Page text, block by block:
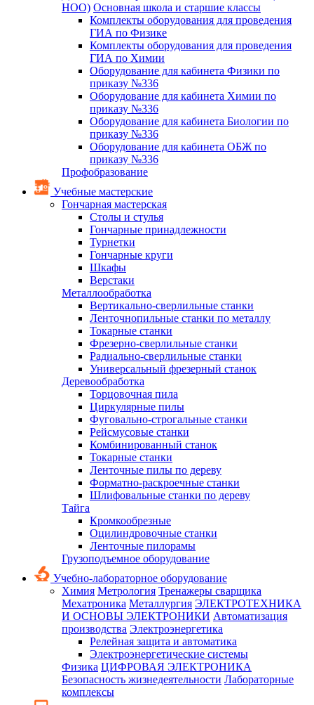
НОО) Основная школа и старшие классы
Комплекты оборудования для проведения
ГИА по Физике
Комплекты оборудования для проведения
ГИА по Химии
Оборудование для кабинета Физики по
приказу №336
Оборудование для кабинета Химии по
приказу №336
Оборудование для кабинета Биологии по
приказу №336
Оборудование для кабинета ОБЖ по
приказу №336
Профобразование
Учебные мастерские
Гончарная мастерская
Столы и стулья
Гончарные принадлежности
Турнетки
Гончарные круги
Шкафы
Верстаки
Металлообработка
Вертикально-сверлильные станки
Ленточнопильные станки по металлу
Токарные станки
Фрезерно-сверлильные станки
Радиально-сверлильные станки
Универсальный фрезерный станок
Деревообработка
Торцовочная пила
Циркулярные пилы
Фуговально-строгальные станки
Рейсмусовые станки
Комбинированный станок
Токарные станки
Ленточные пилы по дереву
Форматно-раскроечные станки
Шлифовальные станки по дереву
Тайга
Кромкообрезные
Оцилиндровочные станки
Ленточные пилорамы
Грузоподъемное оборудование
Учебно-лабораторное оборудование
Химия Метрология Тренажеры сварщика
Мехатроника Металлургия ЭЛЕКТРОТЕХНИКА
И ОСНОВЫ ЭЛЕКТРОНИКИ Автоматизация
производства Электроэнергетика
Релейная защита и автоматика
Электроэнергетические системы
Физика ЦИФРОВАЯ ЭЛЕКТРОНИКА
Безопасность жизнедеятельности Лабораторные
комплексы